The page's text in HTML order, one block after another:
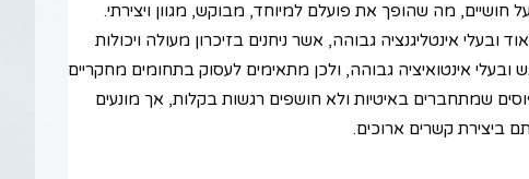
חושיים, מה שהופך את פועלם למיוחד, מבוקש, מגוון ויצירתי.
אינטליגנציה גבוהה, אשר ניחנים בזיכרון מעולה ויכולות
ובעלי אינטואיציה גבוהה, ולכן מתאימים לעסוק בתחומים מחקריים
שמתחברים באיטיות ולא חושפים רגשות בקלות, אך מונעים
ביצירת קשרים ארוכים.